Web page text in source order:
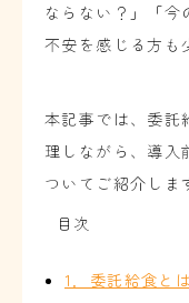
ならない？」「今
不安を感じる方も
本記事では、委託
理しながら、導入
ついてご紹介しま
目次
1．委託給食と